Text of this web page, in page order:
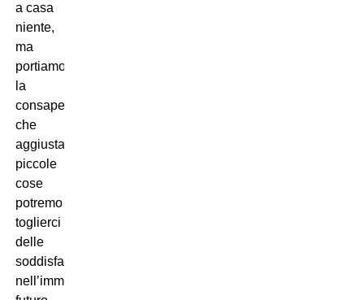
a casa
niente,
ma
portiamo
la
consapevolezza
che
aggiustando
piccole
cose
potremo
toglierci
delle
soddisfazioni
nell’immediato